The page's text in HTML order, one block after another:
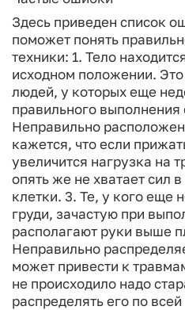
Здесь приведен список
поможет понять
техники: 1. Тело
исходном положении.
людей, у которых еще
правильного
Неправильно
кажется, что если
увеличится нагрузка на
опять же не хватает сил
клетки. 3. Те, у кого еще
груди, зачастую при
располагают руки выше
Неправильно
может привести к
не происходило надо
распределять его по